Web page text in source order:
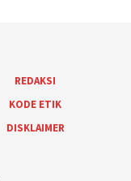
REDAKSI
KODE ETIK
DISKLAIMER